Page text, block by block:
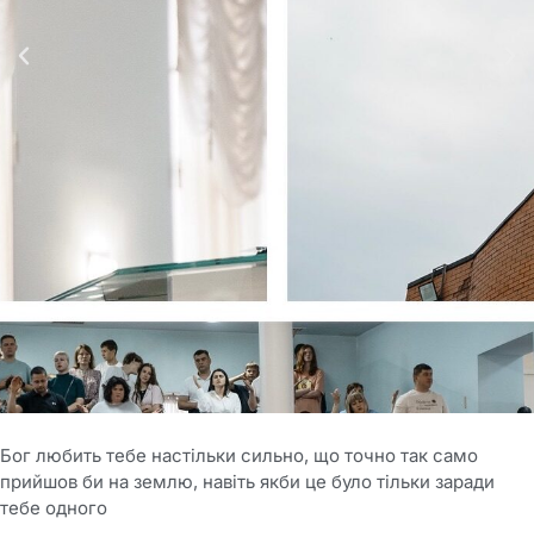
Бог любить тебе настільки сильно, що точно так само
прийшов би на землю, навіть якби це було тільки заради
тебе одного